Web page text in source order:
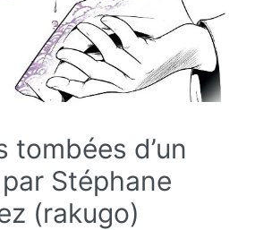
tombées d’un
Stéphane
(rakugo)